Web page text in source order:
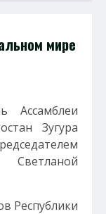
мире
Ассамблеи
Зугура
Светланой
Республики